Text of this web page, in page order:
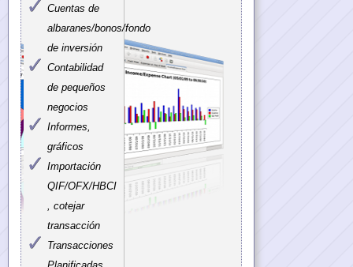
Cuentas de
albaranes/bonos/fondo
de inversión
Contabilidad
de pequeños
negocios
Informes,
gráficos
Importación
QIF/OFX/HBCI
, cotejar
transacción
Transacciones